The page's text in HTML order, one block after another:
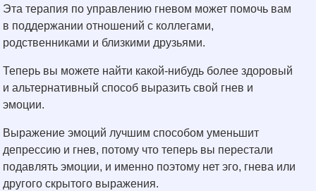
Эта терапия по управлению гневом может помочь вам
в поддержании отношений с коллегами,
родственниками и близкими друзьями.
Теперь вы можете найти какой-нибудь более здоровый
и альтернативный способ выразить свой гнев и
эмоции.
Выражение эмоций лучшим способом уменьшит
депрессию и гнев, потому что теперь вы перестали
подавлять эмоции, и именно поэтому нет эго, гнева или
другого скрытого выражения.